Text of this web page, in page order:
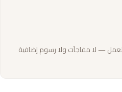
— لا مفاجآت ولا رسوم إضافية